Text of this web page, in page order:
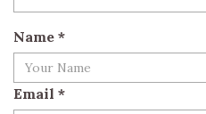
Name *
Email *